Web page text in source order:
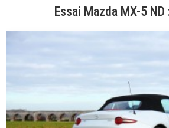
Essai Mazda MX-5